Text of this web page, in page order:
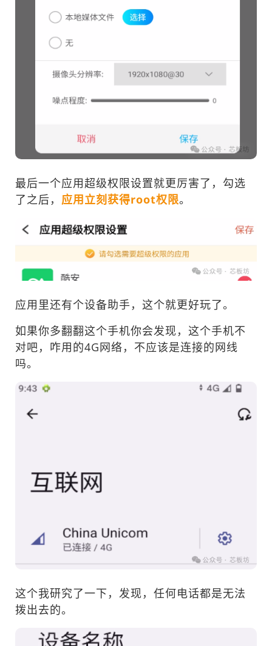
最后一个应用超级权限设置就更厉害了，勾选
了之后， 应用立刻获得root权限。
应用里还有个设备助手，这个就更好玩了。
如果你多翻翻这个手机你会发现，这个手机不
对吧，咋用的4G网络，不应该是连接的网线
吗。
这个我研究了一下，发现，任何电话都是无法
拨出去的。